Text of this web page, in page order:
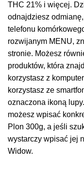
Indoor w Domu
Outdoor na Dworze
Półautomaty
Automaty XXL
Pełnosezonowe XXL
Szybkie Automaty
THC 21% i więcej.
odnajdziesz
telefonu
rozwijanym MENU,
stronie. Możesz
produktów, która
korzystasz z
korzystasz ze
oznaczona ikoną
możesz wpisać
Plon 300g, a jeśli
wystarczy wpisać jej
Widow.